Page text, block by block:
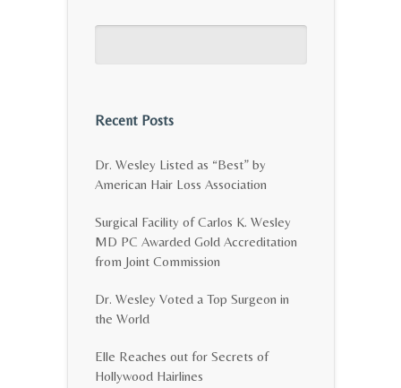
Recent Posts
Dr. Wesley Listed as “Best” by
American Hair Loss Association
Surgical Facility of Carlos K. Wesley
MD PC Awarded Gold Accreditation
from Joint Commission
Dr. Wesley Voted a Top Surgeon in
the World
Elle Reaches out for Secrets of
Hollywood Hairlines